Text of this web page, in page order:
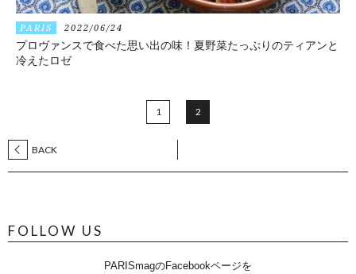
PARIS 2022/06/24
プロヴァンスで食べた思い出の味！夏野菜たっぷりのティアンと
冷えたロゼ
BACK
1 2
FOLLOW US
PARISmagのFacebookページを